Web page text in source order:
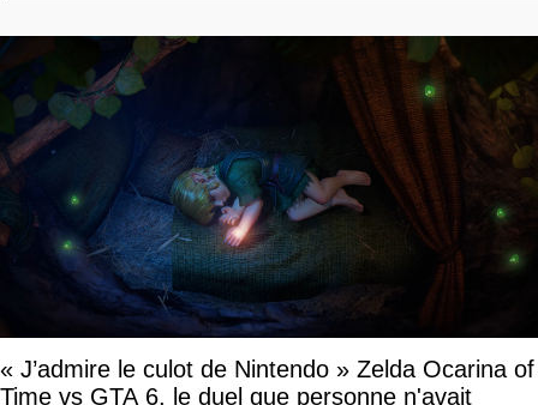
« J’admire le culot de Nintendo » Zelda Ocarina of
Time vs GTA 6, le duel que personne n'avait